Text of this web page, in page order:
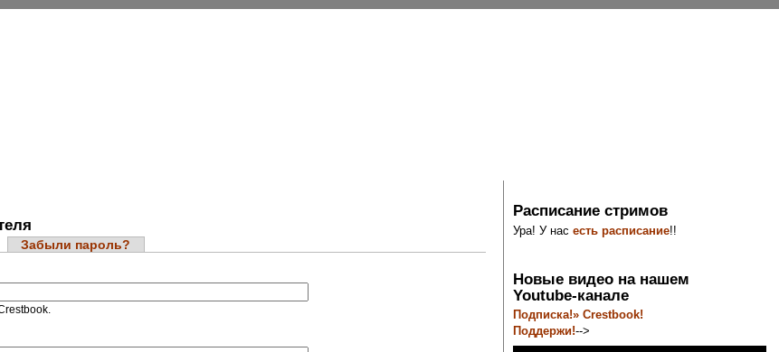
Забыли пароль?
Расписание стримов
Ура! У насесть расписание!!
Новые видео на нашем
Youtube-канале
Подписка!» Crestbook!
Поддержи!-->